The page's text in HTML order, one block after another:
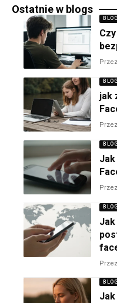
Ostatnie w blogs
Przez
jak
Przez
Przez
Jak
Przez